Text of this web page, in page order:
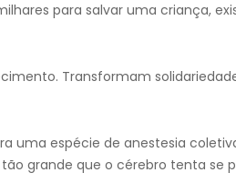
para salvar uma criança,
Transformam
uma espécie de anestesia
grande que o cérebro tenta se